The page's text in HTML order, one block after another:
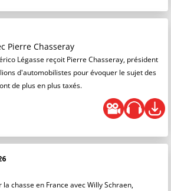
Pierre Chasseray
Légasse reçoit Pierre Chasseray, président
d'automobilistes pour évoquer le sujet des
de plus en plus taxés.
la chasse en France avec Willy Schraen,